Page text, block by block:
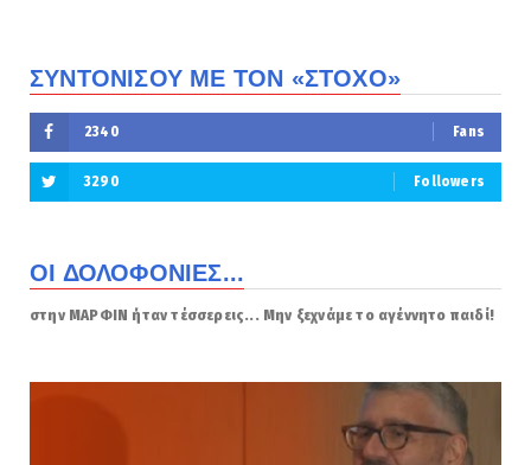
ΣΥΝΤΟΝΙΣΟΥ ΜΕ ΤΟΝ «ΣΤΟΧΟ»
2340 Fans
3290 Followers
ΟΙ ΔΟΛΟΦΟΝΙΕΣ...
στην ΜΑΡΦΙΝ ήταν τέσσερεις... Μην ξεχνάμε το αγέννητο παιδί!